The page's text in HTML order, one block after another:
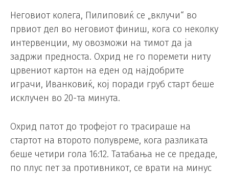
Неговиот колега, Пилиповиќ се „вклучи“ во
првиот дел во неговиот финиш, кога со неколку
интервенции, му овозможи на тимот да ја
задржи предноста. Охрид не го поремети ниту
црвениот картон на еден од најдобрите
играчи, Иванковиќ, кој поради груб старт беше
исклучен во 20-та минута.
Охрид патот до трофејот го трасираше на
стартот на второто полувреме, кога разликата
беше четири гола 16:12. Татабања не се предаде,
по плус пет за противникот, се врати на минус